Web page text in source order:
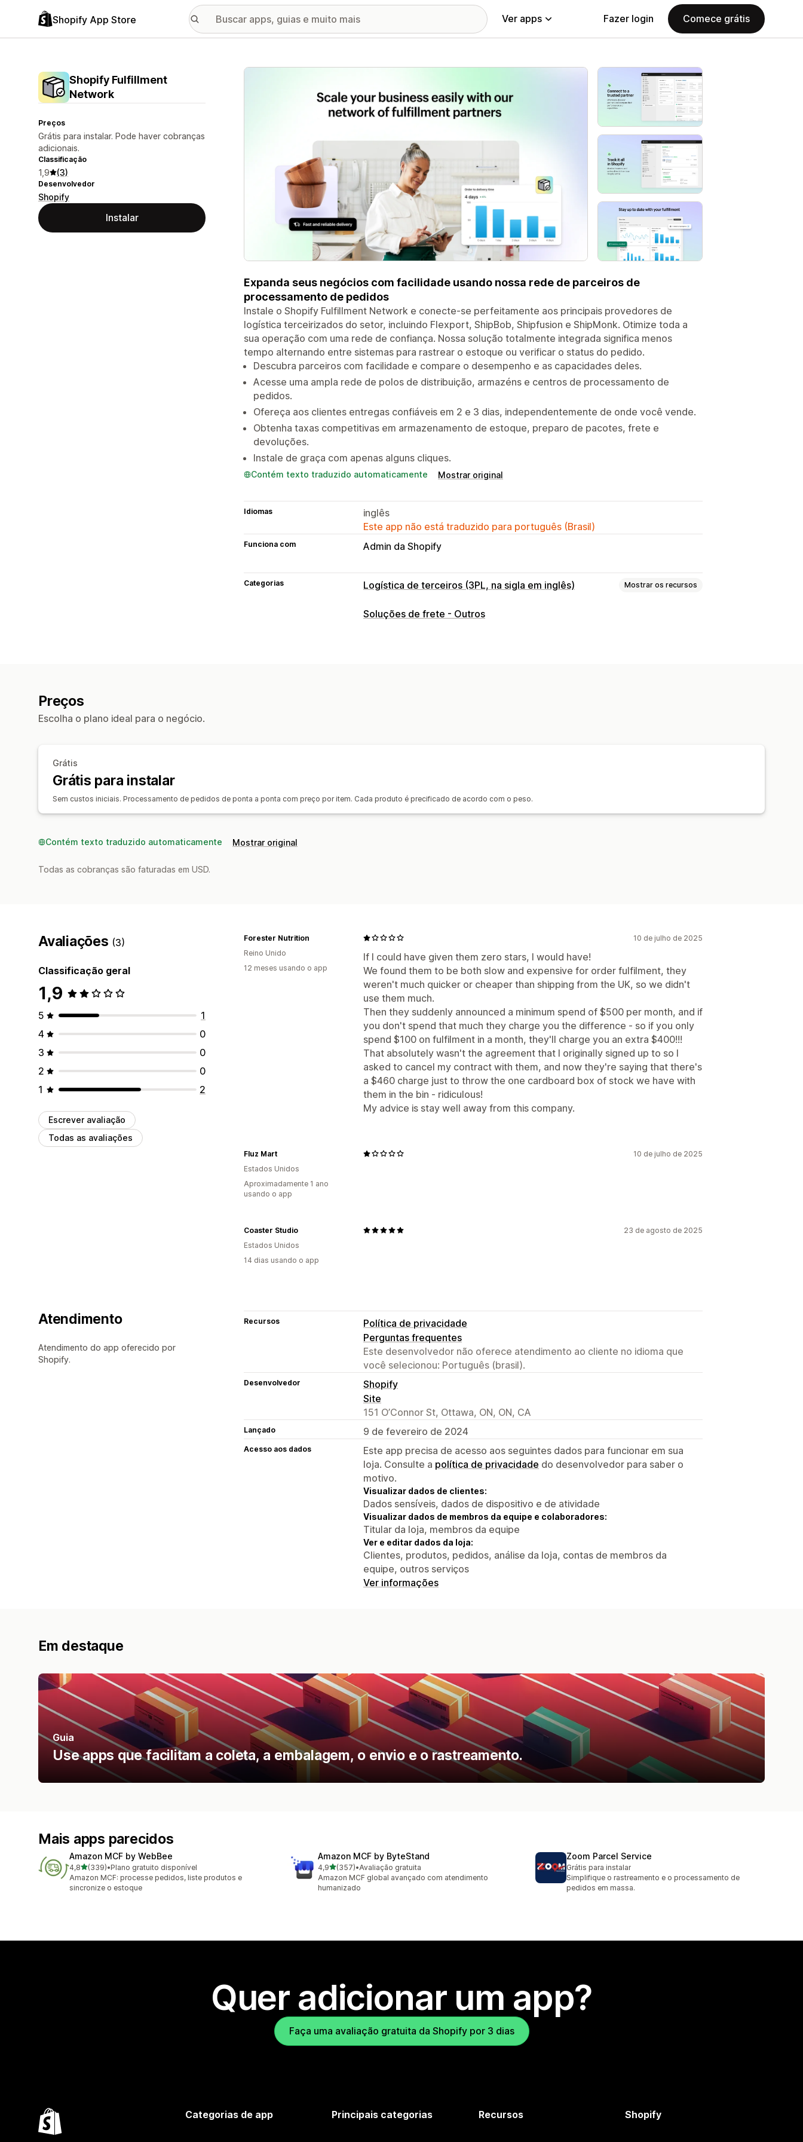
Shopify App Store Ver apps Fazer login Comece grátis
Shopify Fulfillment
Network
Preços
Grátis para instalar. Pode haver cobranças
adicionais.
Classificação
1,9 (3)
Desenvolvedor
Shopify
Instalar
Galeria de imagens em destaque
Expanda seus negócios com facilidade usando nossa rede de parceiros de
processamento de pedidos
Instale o Shopify Fulfillment Network e conecte-se perfeitamente aos principais provedores de
logística terceirizados do setor, incluindo Flexport, ShipBob, Shipfusion e ShipMonk. Otimize toda a
sua operação com uma rede de confiança. Nossa solução totalmente integrada significa menos
tempo alternando entre sistemas para rastrear o estoque ou verificar o status do pedido.
Descubra parceiros com facilidade e compare o desempenho e as capacidades deles.
Acesse uma ampla rede de polos de distribuição, armazéns e centros de processamento de
pedidos.
Ofereça aos clientes entregas confiáveis em 2 e 3 dias, independentemente de onde você vende.
Obtenha taxas competitivas em armazenamento de estoque, preparo de pacotes, frete e
devoluções.
Instale de graça com apenas alguns cliques.
Contém texto traduzido automaticamente Mostrar original
Idiomas
inglês
Este app não está traduzido para português (Brasil)
Funciona com Admin da Shopify
Categorias Logística de terceiros (3PL, na sigla em inglês) Mostrar os recursos
Gerenciamento de pedidos
Soluções de frete - Outros
Preços
Escolha o plano ideal para o negócio.
Grátis
Grátis para instalar
Sem custos iniciais. Processamento de pedidos de ponta a ponta com preço por item. Cada produto é precificado de acordo com o peso.
Contém texto traduzido automaticamente Mostrar original
Todas as cobranças são faturadas em USD.
Avaliações (3)
Classificação geral
1,9
5
1
4
0
3
0
2
0
1
2
Escrever avaliação
Todas as avaliações
10 de julho de 2025
If I could have given them zero stars, I would have!
We found them to be both slow and expensive for order fulfilment, they
weren't much quicker or cheaper than shipping from the UK, so we didn't
use them much.
Then they suddenly announced a minimum spend of $500 per month, and if
you don't spend that much they charge you the difference - so if you only
spend $100 on fulfilment in a month, they'll charge you an extra $400!!!
That absolutely wasn't the agreement that I originally signed up to so I
asked to cancel my contract with them, and now they're saying that there's
a $460 charge just to throw the one cardboard box of stock we have with
them in the bin - ridiculous!
My advice is stay well away from this company.
Forester Nutrition
Reino Unido
12 meses usando o app
10 de julho de 2025
Fluz Mart
Estados Unidos
Aproximadamente 1 ano
usando o app
23 de agosto de 2025
Coaster Studio
Estados Unidos
14 dias usando o app
Atendimento
Atendimento do app oferecido por
Shopify.
Recursos
Política de privacidade
Perguntas frequentes
Este desenvolvedor não oferece atendimento ao cliente no idioma que
você selecionou: Português (brasil).
Desenvolvedor
Shopify
Site
151 O’Connor St, Ottawa, ON, ON, CA
Lançado 9 de fevereiro de 2024
Acesso aos dados
Este app precisa de acesso aos seguintes dados para funcionar em sua
loja. Consulte a política de privacidade do desenvolvedor para saber o
motivo.
Visualizar dados de clientes:
Dados sensíveis, dados de dispositivo e de atividade
Visualizar dados de membros da equipe e colaboradores:
Titular da loja, membros da equipe
Ver e editar dados da loja:
Clientes, produtos, pedidos, análise da loja, contas de membros da
equipe, outros serviços
Ver informações
Em destaque
Guia
Use apps que facilitam a coleta, a embalagem, o envio e o rastreamento.
Mais apps parecidos
Amazon MCF by WebBee
4,8de 5 estrelas
(339)
339 avaliações ao todo
•Plano gratuito disponível
Amazon MCF: processe pedidos, liste produtos e
sincronize o estoque
Amazon MCF by ByteStand
4,9de 5 estrelas
(357)
357 avaliações ao todo
•Avaliação gratuita
Amazon MCF global avançado com atendimento
humanizado
Zoom Parcel Service
Grátis para instalar
Simplifique o rastreamento e o processamento de
pedidos em massa.
Quer adicionar um app?
Faça uma avaliação gratuita da Shopify por 3 dias
Categorias de app Principais categorias Recursos Shopify